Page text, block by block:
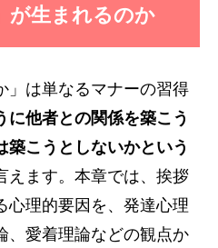
が生まれるのか
」は単なるマナーの習得
に他者との関係を築こう
築こうとしないかという
えます。本章では、挨拶
心理的要因を、発達心理
、愛着理論などの観点か